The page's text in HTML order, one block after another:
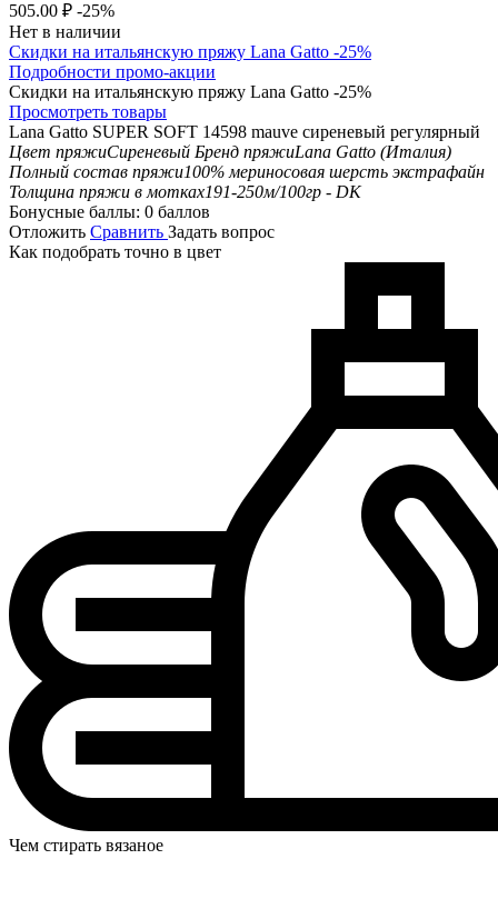
505.00 ₽ -25%
Нет в наличии
Скидки на итальянскую пряжу Lana Gatto -25%
Подробности промо-акции
Скидки на итальянскую пряжу Lana Gatto -25%
Просмотреть товары
Lana Gatto SUPER SOFT 14598 mauve сиреневый регулярный
Цвет пряжиСиреневый Бренд пряжиLana Gatto (Италия)
Полный состав пряжи100% мериносовая шерсть экстрафайн
Толщина пряжи в мотках191-250м/100гр - DK
Бонусные баллы: 0 баллов
Отложить Сравнить Задать вопрос
Как подобрать точно в цвет
Чем стирать вязаное